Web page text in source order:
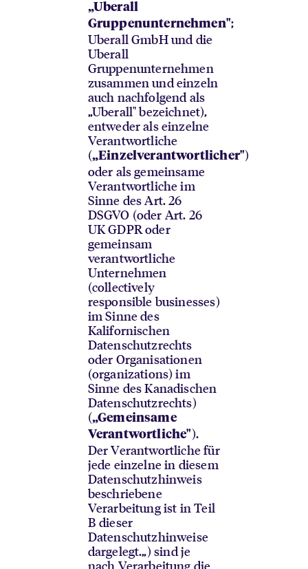
„Uberall
Gruppenunternehmen";
Uberall GmbH und die
Uberall
Gruppenunternehmen
zusammen und einzeln
auch nachfolgend als
„Uberall" bezeichnet),
entweder als einzelne
Verantwortliche
(„Einzelverantwortlicher")
oder als gemeinsame
Verantwortliche im
Sinne des Art. 26
DSGVO (oder Art. 26
UK GDPR oder
gemeinsam
verantwortliche
Unternehmen
(collectively
responsible businesses)
im Sinne des
Kalifornischen
Datenschutzrechts
oder Organisationen
(organizations) im
Sinne des Kanadischen
Datenschutzrechts)
(„Gemeinsame
Verantwortliche").
Der Verantwortliche für
jede einzelne in diesem
Datenschutzhinweis
beschriebene
Verarbeitung ist in Teil
B dieser
Datenschutzhinweise
dargelegt.„) sind je
nach Verarbeitung die